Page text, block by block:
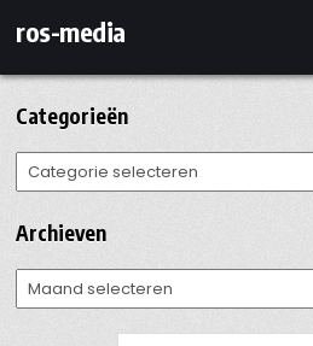
naar
inhoud
ros-media
Categorieën
Categorieën
Archieven
Archieven